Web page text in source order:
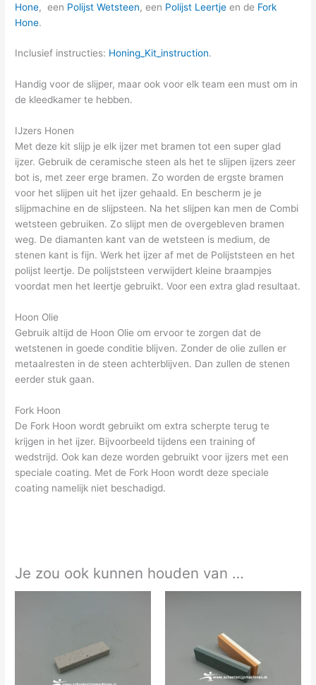
Hone, een Polijst Wetsteen, een Polijst Leertje en de Fork
Hone.
Inclusief instructies: Honing_Kit_instruction.
Handig voor de slijper, maar ook voor elk team een must om in
de kleedkamer te hebben.
IJzers Honen
Met deze kit slijp je elk ijzer met bramen tot een super glad
ijzer. Gebruik de ceramische steen als het te slijpen ijzers zeer
bot is, met zeer erge bramen. Zo worden de ergste bramen
voor het slijpen uit het ijzer gehaald. En bescherm je je
slijpmachine en de slijpsteen. Na het slijpen kan men de Combi
wetsteen gebruiken. Zo slijpt men de overgebleven bramen
weg. De diamanten kant van de wetsteen is medium, de
stenen kant is fijn. Werk het ijzer af met de Polijststeen en het
polijst leertje. De polijststeen verwijdert kleine braampjes
voordat men het leertje gebruikt. Voor een extra glad resultaat.
Hoon Olie
Gebruik altijd de Hoon Olie om ervoor te zorgen dat de
wetstenen in goede conditie blijven. Zonder de olie zullen er
metaalresten in de steen achterblijven. Dan zullen de stenen
eerder stuk gaan.
Fork Hoon
De Fork Hoon wordt gebruikt om extra scherpte terug te
krijgen in het ijzer. Bijvoorbeeld tijdens een training of
wedstrijd. Ook kan deze worden gebruikt voor ijzers met een
speciale coating. Met de Fork Hoon wordt deze speciale
coating namelijk niet beschadigd.
Je zou ook kunnen houden van …
Deze